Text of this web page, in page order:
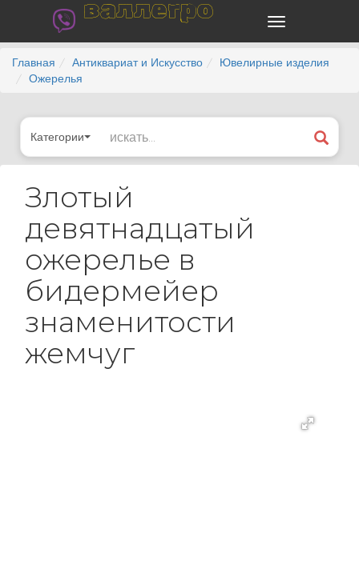
валлегро
Главная Антиквариат и Искусство
Ювелирные изделия
Ожерелья
Категории
Злотый
девятнадцатый
ожерелье в
бидермейер
знаменитости
жемчуг